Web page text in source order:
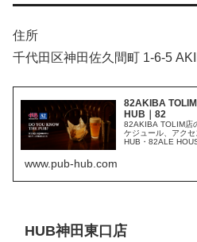
住所
千代田区神田佐久間町 1-6-5
82AKIBA
HUB｜82
82AKIBA TOLIM店
ケジュール、アクセ
HUB・82ALE
www.pub-hub.com
HUB神田東口店